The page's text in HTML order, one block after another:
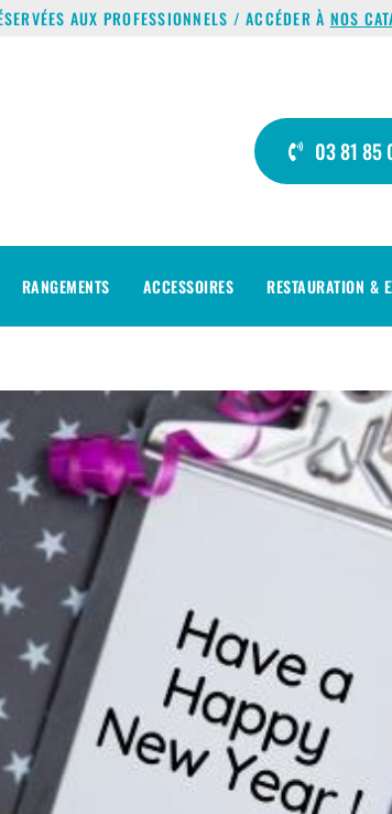
AUX PROFESSIONNELS / ACCÉDER À NOS
03 81 85
RANGEMENTS ACCESSOIRES RESTAURATION &